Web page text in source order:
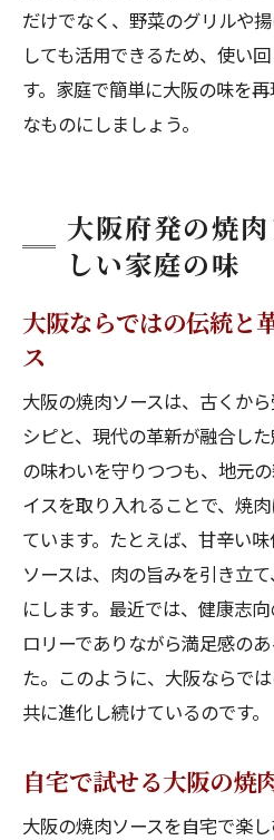
だけでなく、野菜のグリルや
しても活用できるため、使い
す。家庭で簡単に大阪の味を
なものにしましょう。
大阪府発の焼
しい家庭の味
大阪ならではの伝統と
ス
大阪の焼肉ソースは、古くか
シピと、現代の革新が融合し
の味わいを守りつつも、地元
イスを取り入れることで、焼
ています。たとえば、甘辛い
ソースは、肉の旨みを引き立
にします。最近では、健康志
ロリーでありながら満足感の
た。このように、大阪ならで
共に進化し続けているのです。
自宅で試せる大阪の焼
大阪の焼肉ソースを自宅で楽